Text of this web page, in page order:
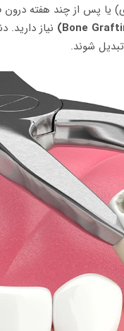
یا پس از چند هفته درون
نیاز
شوند.